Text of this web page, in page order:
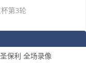
第3轮
保利 全场录像